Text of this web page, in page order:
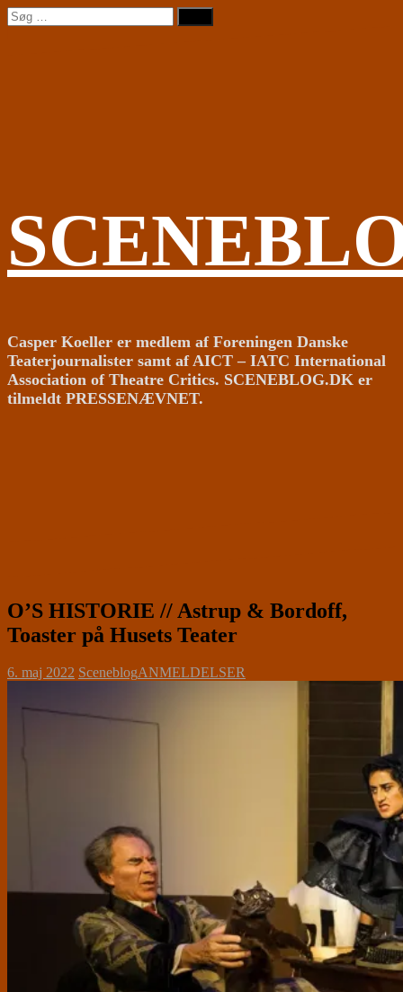
Videre
til
Søg
efter:
Casper Koeller er medlem af Foreningen Danske
Teaterjournalister samt af AICT – IATC International
Association of Theatre Critics. SCENEBLOG.DK er
tilmeldt PRESSENÆVNET.
O’S HISTORIE // Astrup & Bordoff,
Toaster på Husets Teater
6. maj 2022 SceneblogANMELDELSER